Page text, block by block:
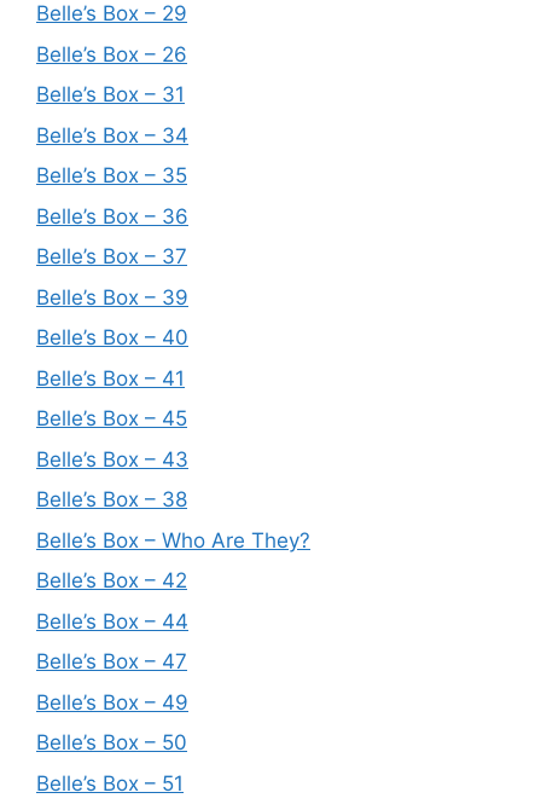
Belle’s Box – 29
Belle’s Box – 26
Belle’s Box – 31
Belle’s Box – 34
Belle’s Box – 35
Belle’s Box – 36
Belle’s Box – 37
Belle’s Box – 39
Belle’s Box – 40
Belle’s Box – 41
Belle’s Box – 45
Belle’s Box – 43
Belle’s Box – 38
Belle’s Box – Who Are They?
Belle’s Box – 42
Belle’s Box – 44
Belle’s Box – 47
Belle’s Box – 49
Belle’s Box – 50
Belle’s Box – 51